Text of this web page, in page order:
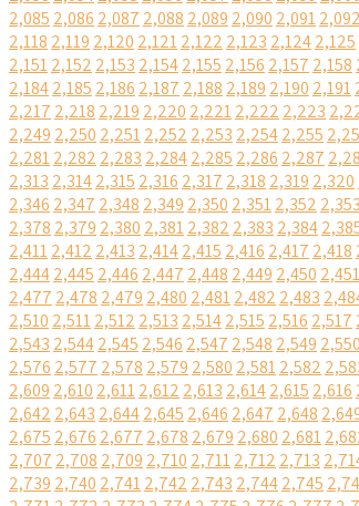
2,085 2,086 2,087 2,088 2,089 2,090 2,0912,092
2,118 2,119 2,120 2,1212,122 2,123 2,1242,125
2,1512,152 2,153 2,1542,155 2,156 2,157 2,158
2,1842,185 2,186 2,187 2,188 2,189 2,190 2,191
2,217 2,218 2,219 2,220 2,2212,222 2,223
2,249 2,250 2,2512,252 2,253 2,2542,255
2,2812,282 2,283 2,2842,285 2,286 2,287
2,313 2,3142,315 2,316 2,317 2,318 2,319 2,320
2,346 2,347 2,348 2,349 2,350 2,3512,352 2,353
2,378 2,379 2,380 2,3812,382 2,383 2,384
2,4112,412 2,413 2,4142,415 2,416 2,417 2,418
2,4442,445 2,446 2,447 2,448 2,449 2,450 2,451
2,477 2,478 2,479 2,480 2,4812,482 2,483
2,510 2,5112,512 2,513 2,5142,515 2,516 2,517
2,543 2,5442,545 2,546 2,547 2,548 2,549 2,550
2,576 2,577 2,578 2,579 2,580 2,5812,582
2,609 2,610 2,6112,612 2,613 2,6142,615 2,616
2,642 2,643 2,6442,645 2,646 2,647 2,648
2,675 2,676 2,677 2,678 2,679 2,680 2,681
2,707 2,708 2,709 2,710 2,7112,712 2,713
2,739 2,740 2,7412,742 2,743 2,7442,745